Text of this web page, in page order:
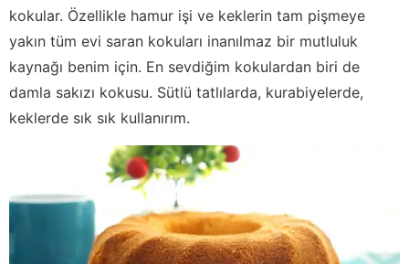
kokular. Özellikle hamur işi ve keklerin tam pişmeye
yakın tüm evi saran kokuları inanılmaz bir mutluluk
kaynağı benim için. En sevdiğim kokulardan biri de
damla sakızı kokusu. Sütlü tatlılarda, kurabiyelerde,
keklerde sık sık kullanırım.